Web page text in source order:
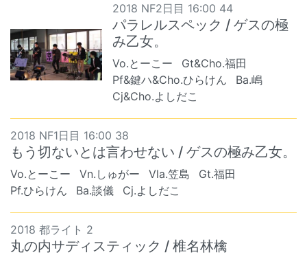
2018 NF2日目 16:00 44
パラレルスペック / ゲスの極
み乙女。
Vo.とーこー
Gt&Cho.福田
Pf&鍵ハ&Cho.ひらけん
Ba.嶋
Cj&Cho.よしだこ
2018 NF1日目 16:00 38
もう切ないとは言わせない / ゲスの極み乙女。
Vo.とーこー Vn.しゅがー Vla.笠島
Gt.福田
Pf.ひらけん
Ba.談儀 Cj.よしだこ
2018 都ライト 2
丸の内サディスティック / 椎名林檎